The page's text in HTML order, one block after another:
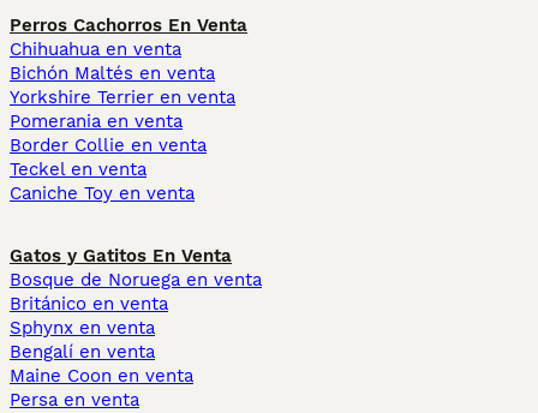
Perros Cachorros En Venta
Chihuahua en venta
Bichón Maltés en venta
Yorkshire Terrier en venta
Pomerania en venta
Border Collie en venta
Teckel en venta
Caniche Toy en venta
Gatos y Gatitos En Venta
Bosque de Noruega en venta
Británico en venta
Sphynx en venta
Bengalí en venta
Maine Coon en venta
Persa en venta